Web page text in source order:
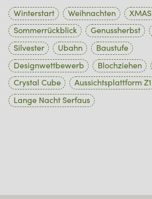
Winterstart Weihnachten
XMAS
Sommerrückblick
Genussherbst
Silvester
Ubahn
Baustufe
Designwettbewerb
Blochziehen
Crystal Cube
Aussichtsplattform Z1
Lange Nacht Serfaus